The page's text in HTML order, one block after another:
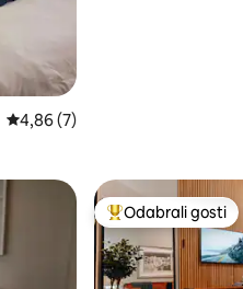
Prosječna ocjena: 4,86/5,
4,86 (7)
Među najviše
Odabrali gosti